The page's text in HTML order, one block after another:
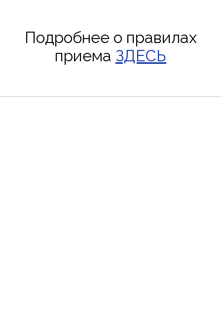
Подробнее о правилах
приема ЗДЕСЬ